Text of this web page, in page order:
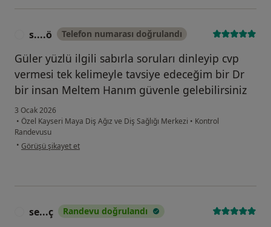
s....ö Telefon numarası doğrulandı
Güler yüzlü ilgili sabırla soruları dinleyip cvp
vermesi tek kelimeyle tavsiye edeceğim bir Dr
bir insan Meltem Hanım güvenle gelebilirsiniz
3 Ocak 2026
• Özel Kayseri Maya Diş Ağız ve Diş Sağlığı Merkezi • Kontrol
Randevusu
• kullanıcının görüşüne göre s....ö
Görüşü şikayet et
se...ç Randevu doğrulandı